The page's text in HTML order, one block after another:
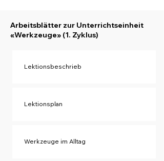
Arbeitsblätter zur Unterrichtseinheit
«Werkzeuge» (1. Zyklus)
Lektionsbeschrieb
Lektionsplan
Werkzeuge im Alltag